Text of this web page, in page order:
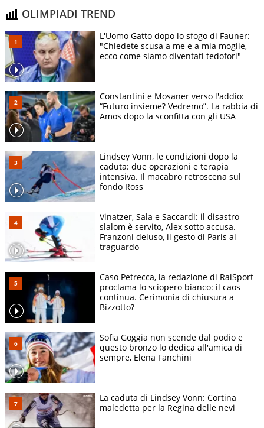
OLIMPIADI TREND
L'Uomo Gatto dopo lo sfogo di Fauner:
"Chiedete scusa a me e a mia moglie,
ecco come siamo diventati tedofori"
Constantini e Mosaner verso l'addio:
“Futuro insieme? Vedremo”. La rabbia di
Amos dopo la sconfitta con gli USA
Lindsey Vonn, le condizioni dopo la
caduta: due operazioni e terapia
intensiva. Il macabro retroscena sul
fondo Ross
Vinatzer, Sala e Saccardi: il disastro
slalom è servito, Alex sotto accusa.
Franzoni deluso, il gesto di Paris al
traguardo
Caso Petrecca, la redazione di RaiSport
proclama lo sciopero bianco: il caos
continua. Cerimonia di chiusura a
Bizzotto?
Sofia Goggia non scende dal podio e
questo bronzo lo dedica all'amica di
sempre, Elena Fanchini
La caduta di Lindsey Vonn: Cortina
maledetta per la Regina delle nevi